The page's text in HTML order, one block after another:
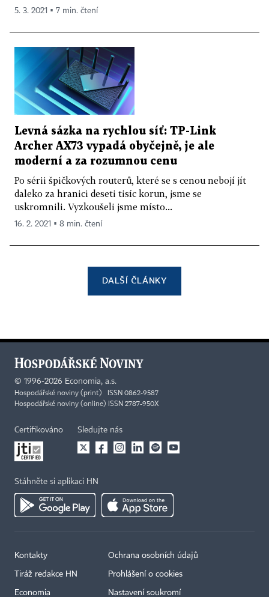
5. 3. 2021 ▪ 7 min. čtení
Levná sázka na rychlou síť: TP-Link
Archer AX73 vypadá obyčejně, je ale
moderní a za rozumnou cenu
Po sérii špičkových routerů, které se s cenou nebojí jít
daleko za hranici deseti tisíc korun, jsme se
uskromnili. Vyzkoušeli jsme místo...
16. 2. 2021 ▪ 8 min. čtení
DALŠÍ ČLÁNKY
© 1996-2026 Economia, a.s.
Hospodářské noviny (print) ISSN 0862-9587
Hospodářské noviny (online) ISSN 2787-950X
Certifikováno Sledujte nás
Stáhněte si aplikaci HN
Kontakty
Tiráž redakce HN
Economia
Ochrana osobních údajů
Prohlášení o cookies
Nastavení soukromí